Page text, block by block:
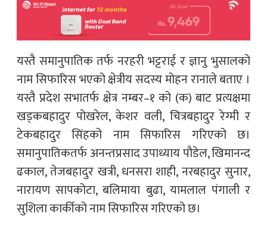
यस्तै समानुपातिक तर्फ नरहरी भट्टराई र ज्ञानु भुसालको
नाम सिफारिस भएको क्षेत्रीय सदस्य मोहन रानाले बताए ।
यस्तै प्रदेश सभातर्फ क्षेत्र नम्बर–१ को (क) बाट प्रत्यक्षमा
खड्कबहादुर पोखरेल, केशर वली, चित्रबहादुर रेग्मी र
टेकबहादुर सिंहको नाम सिफारिस गरिएको छ।
समानुपातिकतर्फ अनन्तप्रसाद उपाध्याय पौडेल, खिमानन्द
ढकाल, तेजबहादुर खत्री, धनसरा शाही, नरबहादुर सुनार,
नारायण सापकोटा, बलिमाया बुढा, यामलाल पंगाली र
सुशिला कार्कीको नाम सिफारिस गरिएको छ।